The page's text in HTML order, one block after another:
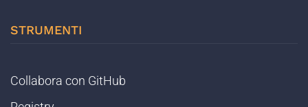
STRUMENTI
Collabora con GitHub